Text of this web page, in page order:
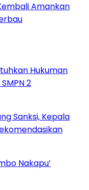
Amankan
Hukuman
2
Sanksi, Kepala
Nakapu’